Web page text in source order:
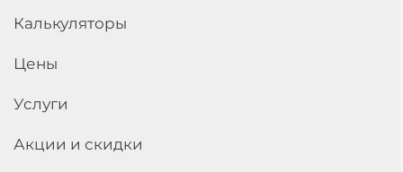
Калькуляторы
Цены
Услуги
Акции и скидки